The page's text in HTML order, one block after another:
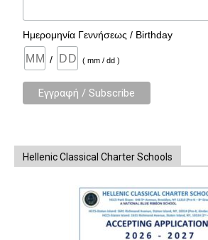
Ημερομηνία Γεννήσεως / Birthday
/ ( mm / dd )
Hellenic Classical Charter Schools